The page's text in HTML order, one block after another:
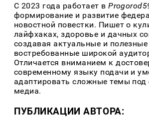
С 2023 года работает в
формирование и развитие
новостной повестки. Пишет о
лайфхаках, здоровье и дачных
создавая актуальные и
востребованные широкой
Отличается вниманием к
современному языку подачи и
адаптировать сложные темы
медиа.
ПУБЛИКАЦИИ АВТОРА: